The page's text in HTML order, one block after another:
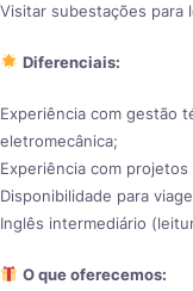
Visitar subestações para
Diferenciais:
Experiência com gestão
eletromecânica;
Experiência com
Disponibilidade para
Inglês intermediário
O que oferecemos: